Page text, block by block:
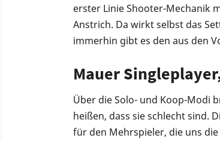
erster Linie Shooter-Mechanik
Anstrich. Da wirkt selbst das
immerhin gibt es den aus den
Mauer
Über die Solo- und Koop-Modi
heißen, dass sie schlecht sind.
für den Mehrspieler, die uns